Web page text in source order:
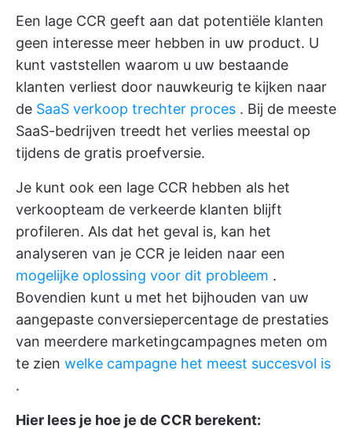
Een lage CCR geeft aan dat potentiële klanten
geen interesse meer hebben in uw product. U
kunt vaststellen waarom u uw bestaande
klanten verliest door nauwkeurig te kijken naar
de SaaS verkoop trechter proces . Bij de meeste
SaaS-bedrijven treedt het verlies meestal op
tijdens de gratis proefversie.
Je kunt ook een lage CCR hebben als het
verkoopteam de verkeerde klanten blijft
profileren. Als dat het geval is, kan het
analyseren van je CCR je leiden naar een
mogelijke oplossing voor dit probleem .
Bovendien kunt u met het bijhouden van uw
aangepaste conversiepercentage de prestaties
van meerdere marketingcampagnes meten om
te zien welke campagne het meest succesvol is
.
Hier lees je hoe je de CCR berekent: